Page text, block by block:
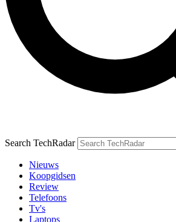
Search TechRadar
Nieuws
Koopgidsen
Review
Telefoons
Tv's
Laptops